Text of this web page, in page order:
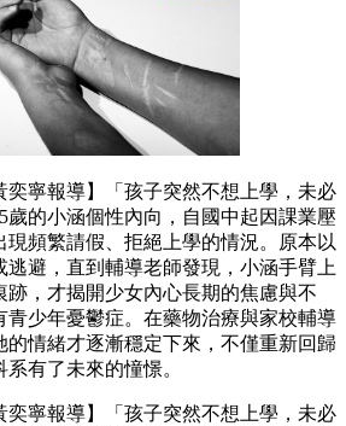
奕寧報導】「孩子突然不想上學，未必
歲的小涵個性內向，自國中起因課業壓
現頻繁請假、拒絕上學的情況。原本以
避，直到輔導老師發現，小涵手臂上
跡，才揭開少女內心長期的焦慮與不
青少年憂鬱症。在藥物治療與家校輔導
的情緒才逐漸穩定下來，不僅重新回歸
有了未來的憧憬。
奕寧報導】「孩子突然不想上學，未必